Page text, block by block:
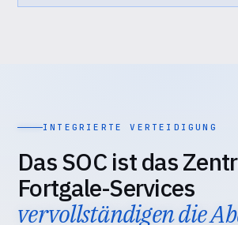
INTEGRIERTE VERTEIDIGUNG
Das SOC ist das
Fortgale-Services
vervollständigen die